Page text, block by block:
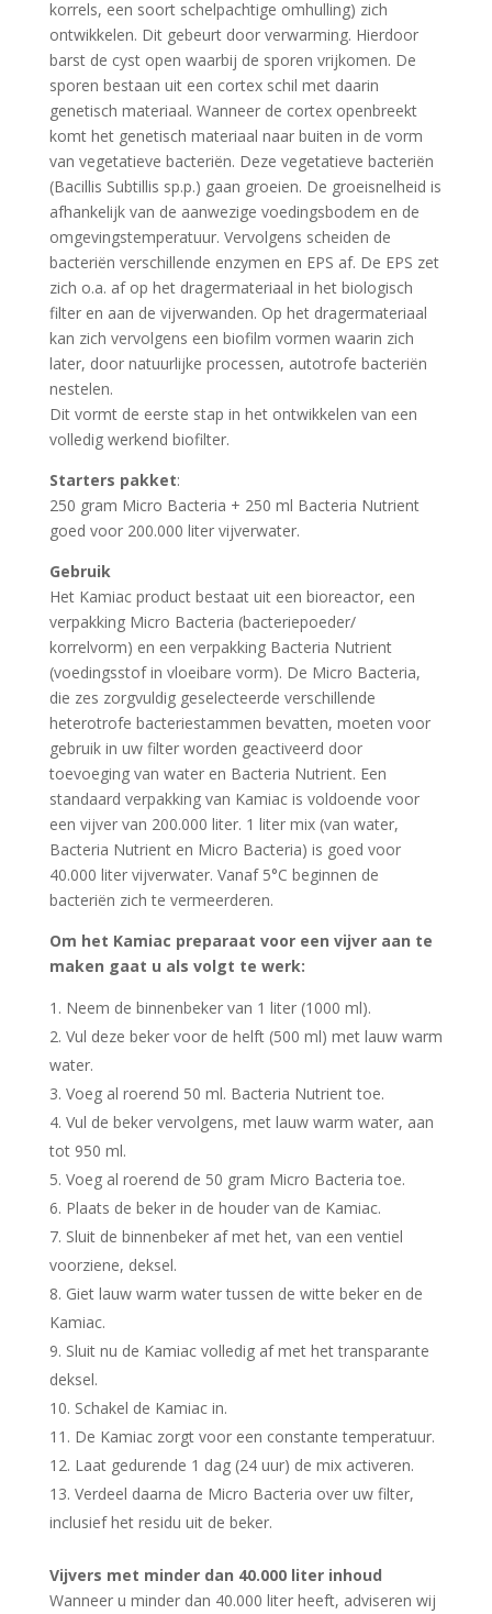
korrels, een soort schelpachtige omhulling) zich
ontwikkelen. Dit gebeurt door verwarming. Hierdoor
barst de cyst open waarbij de sporen vrijkomen. De
sporen bestaan uit een cortex schil met daarin
genetisch materiaal. Wanneer de cortex openbreekt
komt het genetisch materiaal naar buiten in de vorm
van vegetatieve bacteriën. Deze vegetatieve bacteriën
(Bacillis Subtillis sp.p.) gaan groeien. De groeisnelheid is
afhankelijk van de aanwezige voedingsbodem en de
omgevingstemperatuur. Vervolgens scheiden de
bacteriën verschillende enzymen en EPS af. De EPS zet
zich o.a. af op het dragermateriaal in het biologisch
filter en aan de vijverwanden. Op het dragermateriaal
kan zich vervolgens een biofilm vormen waarin zich
later, door natuurlijke processen, autotrofe bacteriën
nestelen.
Dit vormt de eerste stap in het ontwikkelen van een
volledig werkend biofilter.
Starters pakket:
250 gram Micro Bacteria + 250 ml Bacteria Nutrient
goed voor 200.000 liter vijverwater.
Gebruik
Het Kamiac product bestaat uit een bioreactor, een
verpakking Micro Bacteria (bacteriepoeder/
korrelvorm) en een verpakking Bacteria Nutrient
(voedingsstof in vloeibare vorm). De Micro Bacteria,
die zes zorgvuldig geselecteerde verschillende
heterotrofe bacteriestammen bevatten, moeten voor
gebruik in uw filter worden geactiveerd door
toevoeging van water en Bacteria Nutrient. Een
standaard verpakking van Kamiac is voldoende voor
een vijver van 200.000 liter. 1 liter mix (van water,
Bacteria Nutrient en Micro Bacteria) is goed voor
40.000 liter vijverwater. Vanaf 5°C beginnen de
bacteriën zich te vermeerderen.
Om het Kamiac preparaat voor een vijver aan te
maken gaat u als volgt te werk:
Neem de binnenbeker van 1 liter (1000 ml).
Vul deze beker voor de helft (500 ml) met lauw warm
water.
Voeg al roerend 50 ml. Bacteria Nutrient toe.
Vul de beker vervolgens, met lauw warm water, aan
tot 950 ml.
Voeg al roerend de 50 gram Micro Bacteria toe.
Plaats de beker in de houder van de Kamiac.
Sluit de binnenbeker af met het, van een ventiel
voorziene, deksel.
Giet lauw warm water tussen de witte beker en de
Kamiac.
Sluit nu de Kamiac volledig af met het transparante
deksel.
Schakel de Kamiac in.
De Kamiac zorgt voor een constante temperatuur.
Laat gedurende 1 dag (24 uur) de mix activeren.
Verdeel daarna de Micro Bacteria over uw filter,
inclusief het residu uit de beker.
Vijvers met minder dan 40.000 liter inhoud
Wanneer u minder dan 40.000 liter heeft, adviseren wij